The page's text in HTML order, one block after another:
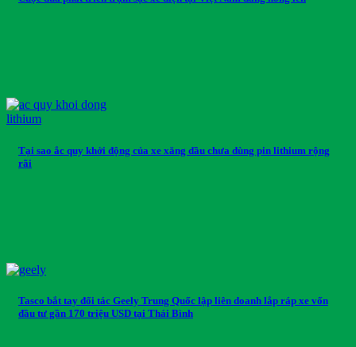
Tại sao ắc quy khởi động của xe xăng dầu chưa dùng pin lithium rộng
rãi
Tasco bắt tay đối tác Geely Trung Quốc lập liên doanh lắp ráp xe vốn
đầu tư gần 170 triệu USD tại Thái Bình